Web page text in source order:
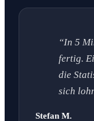
“In 5
fertig.
die
sich
Stefan M.